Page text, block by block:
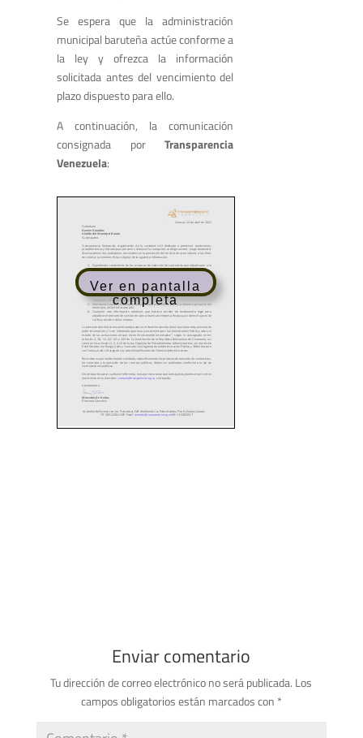
Se espera que la administración
municipal baruteña actúe conforme a
la ley y ofrezca la información
solicitada antes del vencimiento del
plazo dispuesto para ello.
A continuación, la comunicación
consignada porTransparencia
Venezuela:
Ver en pantalla
completa
Enviar comentario
Tu dirección de correo electrónico no será publicada. Los
campos obligatorios están marcados con *